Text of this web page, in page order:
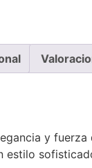
y
estilo